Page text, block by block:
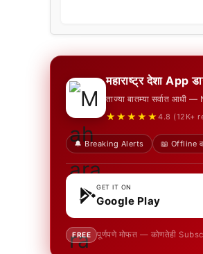
महाराष्ट्र देशा App
ताज्या बातम्या सर्वात
★★★★★ 4.8 (12K+
🔔 Breaking Alerts 📖 Offline
GET IT ON
Google Play
FREE पूर्णपणे मोफत — कोणतेही